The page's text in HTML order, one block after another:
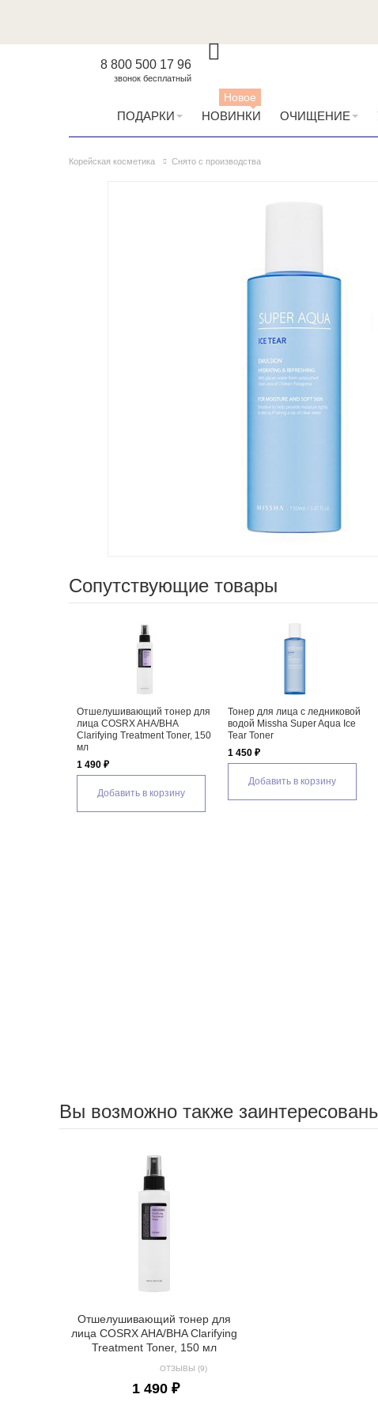
8 800 500 17 96
звонок бесплатный
ПОДАРКИ НОВИНКИ
Новое
ОЧИЩЕНИЕ
Корейская косметика Снято с производства
Сопутствующие товары
для лица Missha
Ice Tear Essence
Крем для лица с ледниковой
водой Missha Super Aqua Ice
Tear Cream
Ночная маска Missha
Aqua Ice Tear Sleeping
1 370 ₽
Вы возможно также
Отшелушивающий тонер для
лица COSRX AHA/BHA Clarifying
Treatment Toner, 150 мл
ОТЗЫВЫ (9)
1 490 ₽